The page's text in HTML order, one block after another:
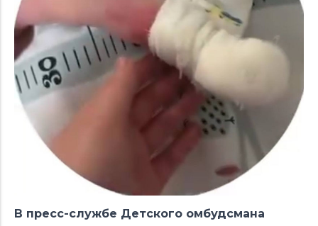
В пресс-службе Детского омбудсмана